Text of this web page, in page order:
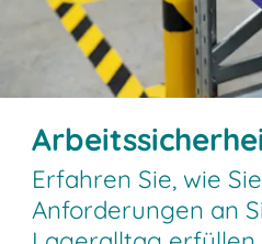
Erfahren Sie, wie
Anforderungen an